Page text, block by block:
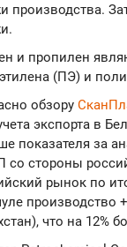
производства.
и пропилен
(ПЭ) и
обзору
экспорта в
показателя за
стороны
рынок по
производство
что на 12%